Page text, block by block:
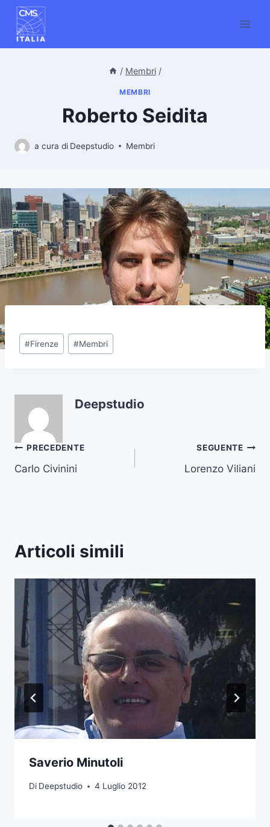
Salta
contenuto
/ Membri /
MEMBRI
Roberto Seidita
a cura di Deepstudio Membri
Tag
articolo:
#Firenze #Membri
Deepstudio
Navigazione
articoli
PRECEDENTE
Carlo Civinini
SEGUENTE
Lorenzo Viliani
Articoli simili
Saverio Minutoli
Di Deepstudio 4 Luglio 2012